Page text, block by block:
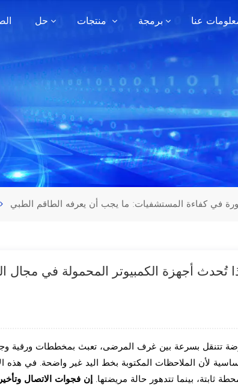
حل برمجة عنا
في كفاءة المستشفيات: ما يجب أن يعرفه الطاقم الطبي
تُحدث أجهزة الكمبيوتر المحمولة في
تتنقل بسرعة بين غرف المرضى، تعبث بمخططات ورقية
لأن الملاحظات المكتوبة بخط اليد غير واضحة. في هذه
ثابتة، بينما تتدهور حالة مريضتها. إن فجوات الاتصال